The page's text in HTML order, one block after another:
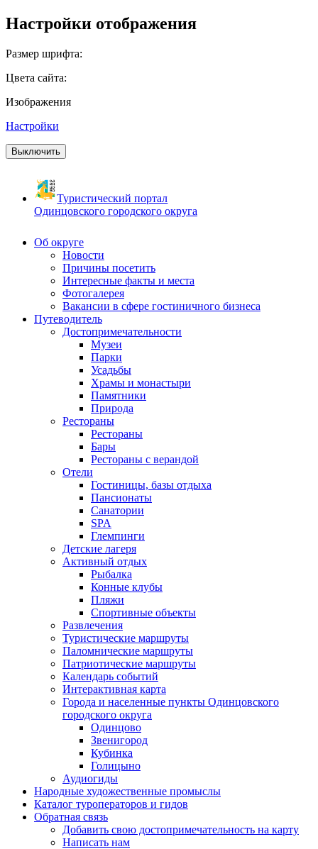
Настройки отображения
Размер шрифта:
Цвета сайта:
Изображения
Настройки
Выключить
Туристический портал
Одинцовского городского округа
Об округе
Новости
Причины посетить
Интересные факты и места
Фотогалерея
Вакансии в сфере гостиничного бизнеса
Путеводитель
Достопримечательности
Музеи
Парки
Усадьбы
Храмы и монастыри
Памятники
Природа
Рестораны
Рестораны
Бары
Рестораны с верандой
Отели
Гостиницы, базы отдыха
Пансионаты
Санатории
SPA
Глемпинги
Детские лагеря
Активный отдых
Рыбалка
Конные клубы
Пляжи
Спортивные объекты
Развлечения
Туристические маршруты
Паломнические маршруты
Патриотические маршруты
Календарь событий
Интерактивная карта
Города и населенные пункты Одинцовского
городского округа
Одинцово
Звенигород
Кубинка
Голицыно
Аудиогиды
Народные художественные промыслы
Каталог туроператоров и гидов
Обратная связь
Добавить свою достопримечательность на карту
Написать нам